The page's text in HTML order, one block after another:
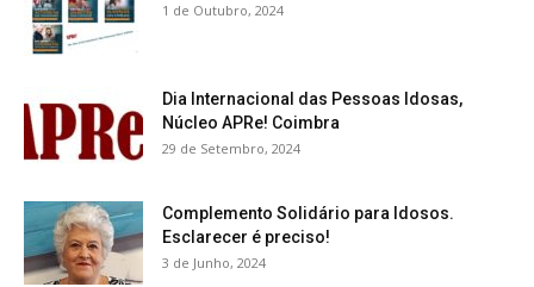
1 de Outubro, 2024
Dia Internacional das Pessoas Idosas,
Núcleo APRe! Coimbra
29 de Setembro, 2024
Complemento Solidário para Idosos.
Esclarecer é preciso!
3 de Junho, 2024